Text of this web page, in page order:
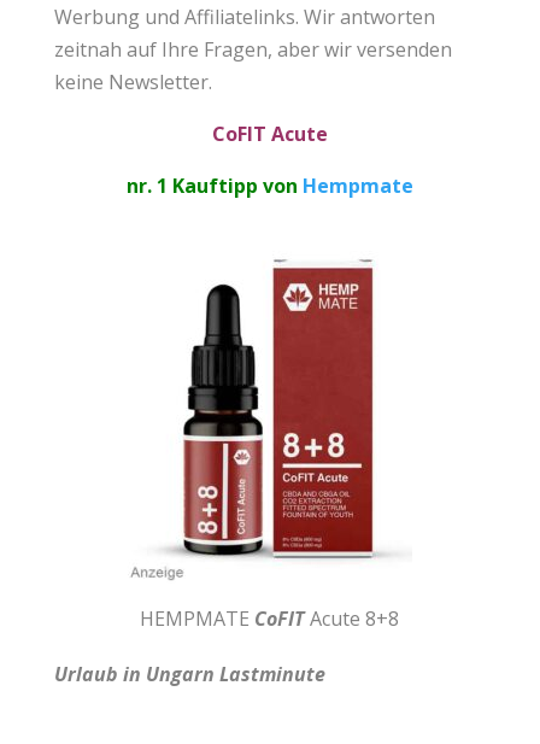
Werbung und Affiliatelinks. Wir antworten
zeitnah auf Ihre Fragen, aber wir versenden
keine Newsletter.
CoFIT Acute
nr. 1 Kauftipp von Hempmate
HEMPMATE CoFITAcute 8+8
Urlaub in Ungarn Lastminute